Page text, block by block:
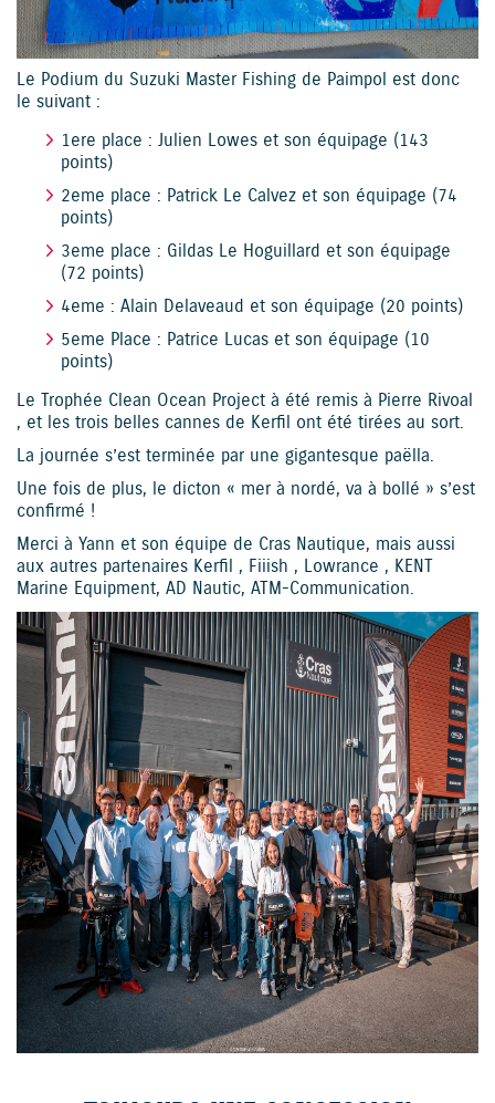
Le Podium du Suzuki Master Fishing de Paimpol est donc
le suivant :
1ere place : Julien Lowes et son équipage (143
points)
2eme place : Patrick Le Calvez et son équipage (74
points)
3eme place : Gildas Le Hoguillard et son équipage
(72 points)
4eme : Alain Delaveaud et son équipage (20 points)
5eme Place : Patrice Lucas et son équipage (10
points)
Le Trophée Clean Ocean Project à été remis à Pierre Rivoal
, et les trois belles cannes de Kerfil ont été tirées au sort.
La journée s’est terminée par une gigantesque paëlla.
Une fois de plus, le dicton « mer à nordé, va à bollé » s’est
confirmé !
Merci à Yann et son équipe de Cras Nautique, mais aussi
aux autres partenaires Kerfil , Fiiish , Lowrance , KENT
Marine Equipment, AD Nautic, ATM-Communication.